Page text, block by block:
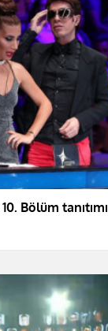
Bölüm tanıtımı